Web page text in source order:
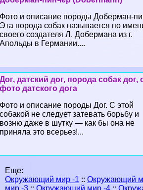
Фото и описание породы Доберман-
Эта порода собак называется по
своего создателя Л. Добермана из г.
Апольды в Германии....
Дог, датский дог, порода собак дог,
фото датского дога
Фото и описание породы Дог. С этой
собакой не следует затевать борьбу и
возню даже в шутку — как бы она не
приняла это всерьез!...
Еще:
Окружающий мир -1 :: Окружающий
мир -3 :: Окружающий мир -4 ::